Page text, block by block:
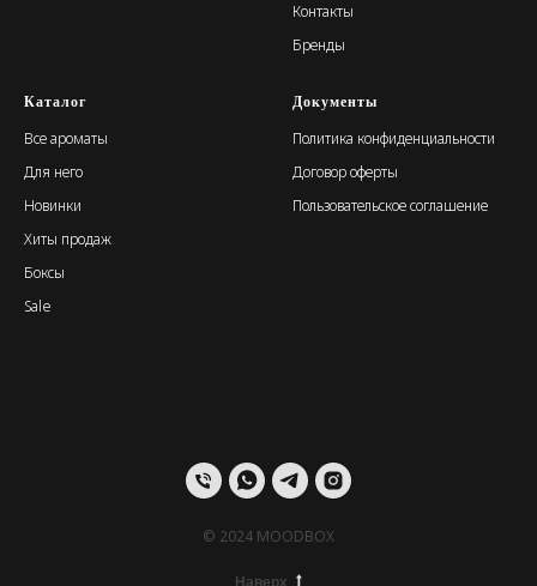
Контакты
Бренды
Каталог
Все ароматы
Для него
Новинки
Хиты продаж
Боксы
Sale
Документы
Политика конфиденциальности
Договор оферты
Пользовательское соглашение
© 2024 MOODBOX